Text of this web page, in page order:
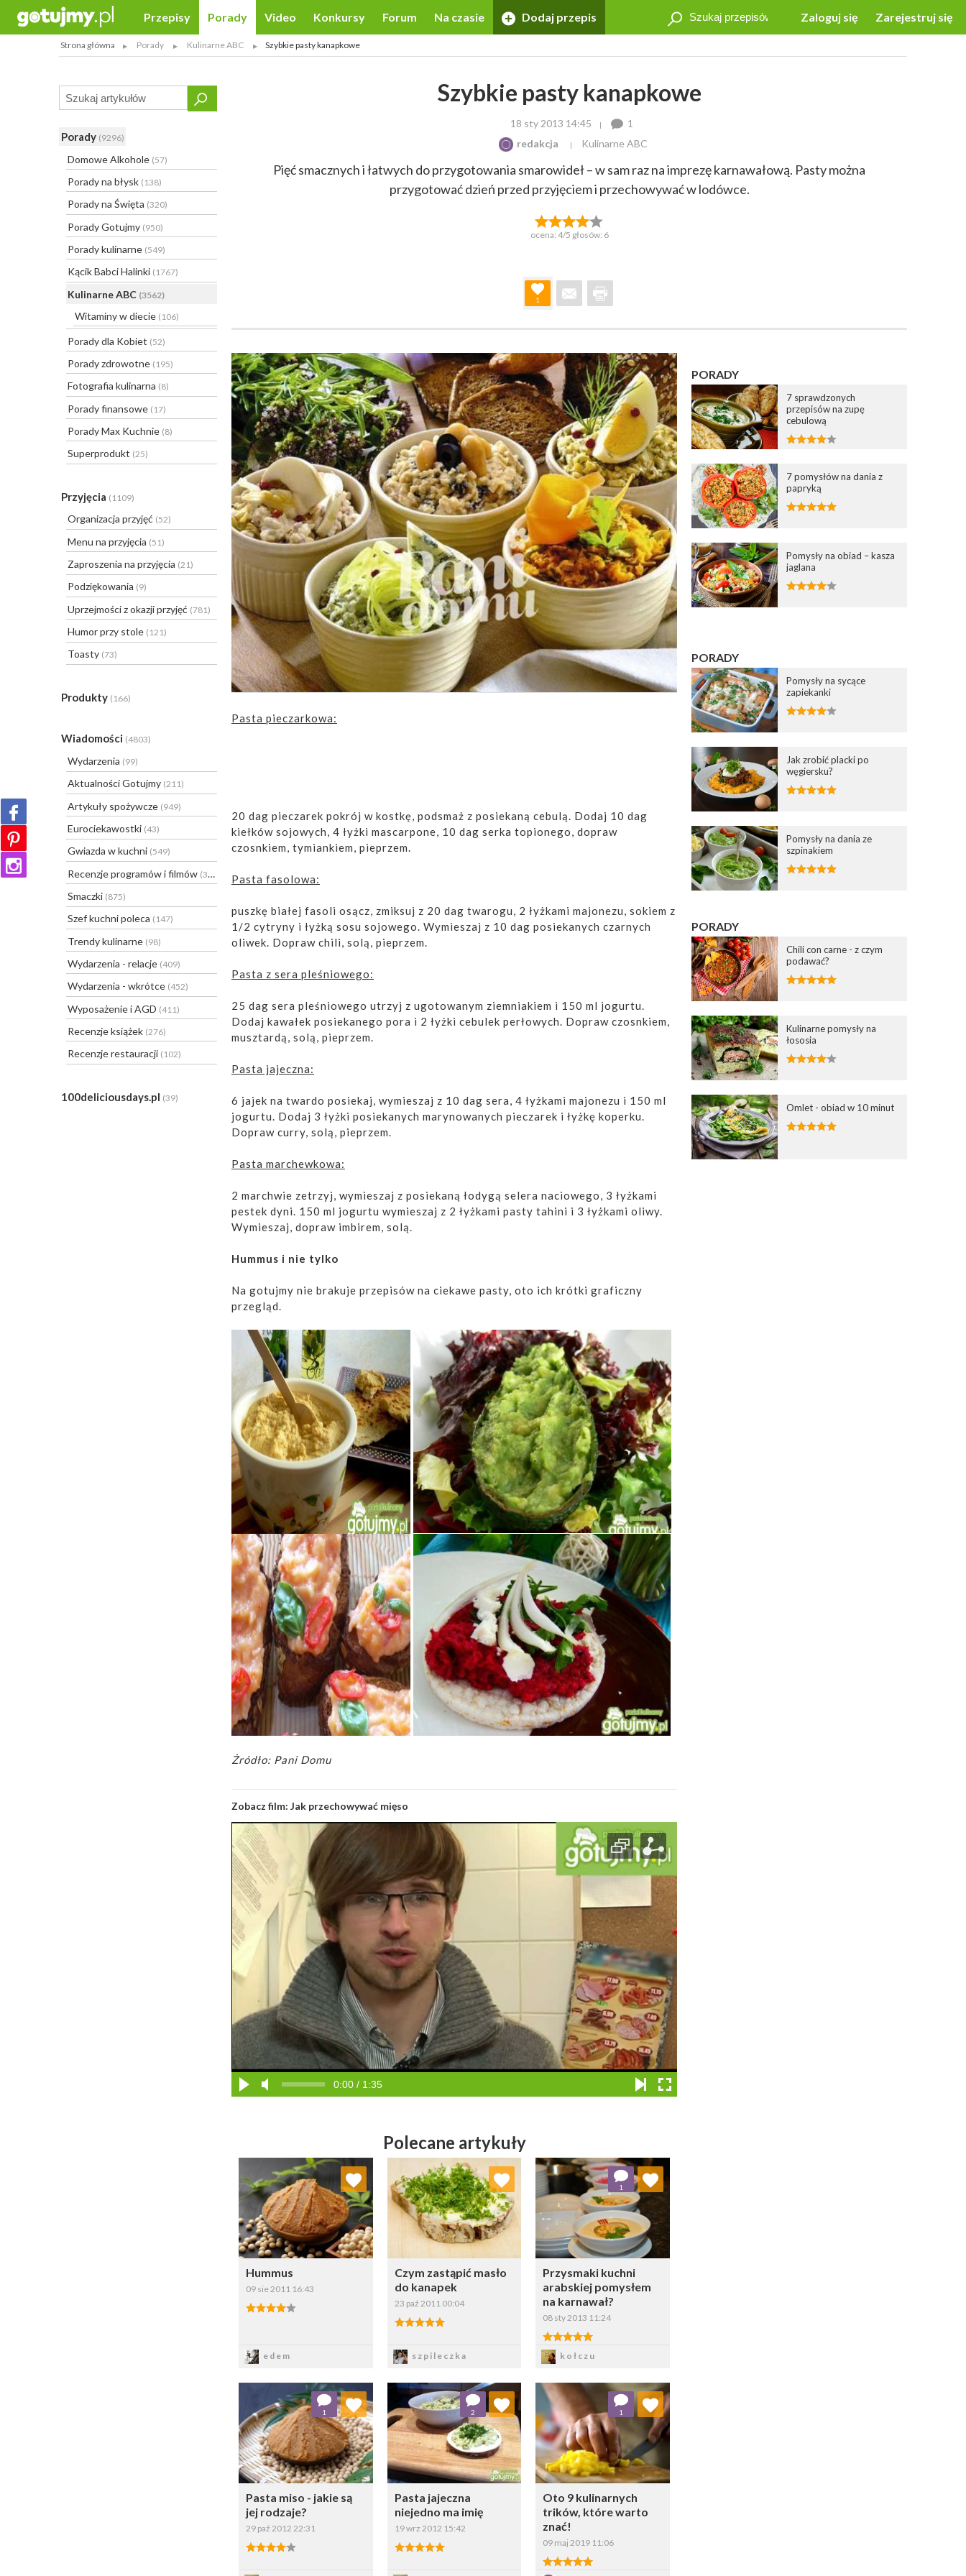
Zaloguj się Zarejestruj się
Przepisy Porady Video Konkursy Forum Na czasie Dodaj przepis
Strona główna Porady Kulinarne ABC Szybkie pasty kanapkowe
Porady (9296)
Domowe Alkohole (57)
Porady na błysk (138)
Porady na Święta (320)
Porady Gotujmy (950)
Porady kulinarne (549)
Kącik Babci Halinki (1767)
Kulinarne ABC (3562)
Witaminy w diecie (106)
Porady dla Kobiet (52)
Porady zdrowotne (195)
Fotografia kulinarna (8)
Porady finansowe (17)
Porady Max Kuchnie (8)
Superprodukt (25)
Przyjęcia (1109)
Organizacja przyjęć (52)
Menu na przyjęcia (51)
Zaproszenia na przyjęcia (21)
Podziękowania (9)
Uprzejmości z okazji przyjęć (781)
Humor przy stole (121)
Toasty (73)
Produkty (166)
Wiadomości (4803)
Wydarzenia (99)
Aktualności Gotujmy (211)
Artykuły spożywcze (949)
Eurociekawostki (43)
Gwiazda w kuchni (549)
Recenzje programów i filmów (31)
Smaczki (875)
Szef kuchni poleca (147)
Trendy kulinarne (98)
Wydarzenia - relacje (409)
Wydarzenia - wkrótce (452)
Wyposażenie i AGD (411)
Recenzje książek (276)
Recenzje restauracji (102)
100deliciousdays.pl (39)
Szybkie pasty kanapkowe
18 sty 2013 14:45
1
redakcja
Kulinarne ABC
Pięć smacznych i łatwych do przygotowania smarowideł – w sam raz na imprezę karnawałową. Pasty można
przygotować dzień przed przyjęciem i przechowywać w lodówce.
ocena: 4/5 głosów: 6
1
Pasta pieczarkowa:
20 dag pieczarek pokrój w kostkę, podsmaż z posiekaną cebulą. Dodaj 10 dag
kiełków sojowych, 4 łyżki mascarpone, 10 dag serka topionego, dopraw
czosnkiem, tymiankiem, pieprzem.
Pasta fasolowa:
puszkę białej fasoli osącz, zmiksuj z 20 dag twarogu, 2 łyżkami majonezu, sokiem z
1/2 cytryny i łyżką sosu sojowego. Wymieszaj z 10 dag posiekanych czarnych
oliwek. Dopraw chili, solą, pieprzem.
Pasta z sera pleśniowego:
25 dag sera pleśniowego utrzyj z ugotowanym ziemniakiem i 150 ml jogurtu.
Dodaj kawałek posiekanego pora i 2 łyżki cebulek perłowych. Dopraw czosnkiem,
musztardą, solą, pieprzem.
Pasta jajeczna:
6 jajek na twardo posiekaj, wymieszaj z 10 dag sera, 4 łyżkami majonezu i 150 ml
jogurtu. Dodaj 3 łyżki posiekanych marynowanych pieczarek i łyżkę koperku.
Dopraw curry, solą, pieprzem.
Pasta marchewkowa:
2 marchwie zetrzyj, wymieszaj z posiekaną łodygą selera naciowego, 3 łyżkami
pestek dyni. 150 ml jogurtu wymieszaj z 2 łyżkami pasty tahini i 3 łyżkami oliwy.
Wymieszaj, dopraw imbirem, solą.
Hummus i nie tylko
Na gotujmy nie brakuje przepisów na ciekawe pasty, oto ich krótki graficzny
przegląd.
Żródło: Pani Domu
Zobacz film: Jak przechowywać mięso
0:00 / 1:35
Polecane artykuły
Hummus
09 sie 2011 16:43
4.00/5
edem
Dodaj do ulubionych
Wybierz listę:
Czym zastąpić masło
do kanapek
23 paź 2011 00:04
5.00/5
szpileczka
Dodaj do ulubionych
Wybierz listę:
Przysmaki kuchni
arabskiej pomysłem
na karnawał?
08 sty 2013 11:24
5.00/5
kołczu
1
Dodaj do ulubionych
Wybierz listę:
Pasta miso - jakie są
jej rodzaje?
29 paź 2012 22:31
4.00/5
1
Dodaj do ulubionych
Wybierz listę:
Pasta jajeczna
niejedno ma imię
19 wrz 2012 15:42
5.00/5
2
Dodaj do ulubionych
Wybierz listę:
Oto 9 kulinarnych
trików, które warto
znać!
09 maj 2019 11:06
5.00/5
1
Dodaj do ulubionych
Wybierz listę:
PORADY
7 sprawdzonych
przepisów na zupę
cebulową
7 pomysłów na dania z
papryką
Pomysły na obiad – kasza
jaglana
PORADY
Pomysły na sycące
zapiekanki
Jak zrobić placki po
węgiersku?
Pomysły na dania ze
szpinakiem
PORADY
Chili con carne - z czym
podawać?
Kulinarne pomysły na
łososia
Omlet - obiad w 10 minut